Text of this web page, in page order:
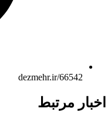
dezmehr.ir/66542
مرتبط